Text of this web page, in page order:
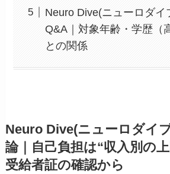
Neuro Dive(ニューロダイ
Q&A｜対象年齢・学歴（
との関係
Neuro Dive(ニューロダイ
論｜自己負担は“収入別の
受給者証の確認から